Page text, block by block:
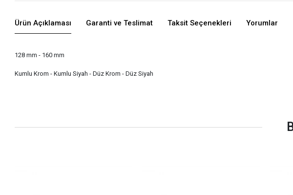
Ürün Açıklaması Garanti ve Teslimat Taksit Seçenekleri Yorumlar
128 mm - 160 mm
Kumlu Krom - Kumlu Siyah - Düz Krom - Düz Siyah